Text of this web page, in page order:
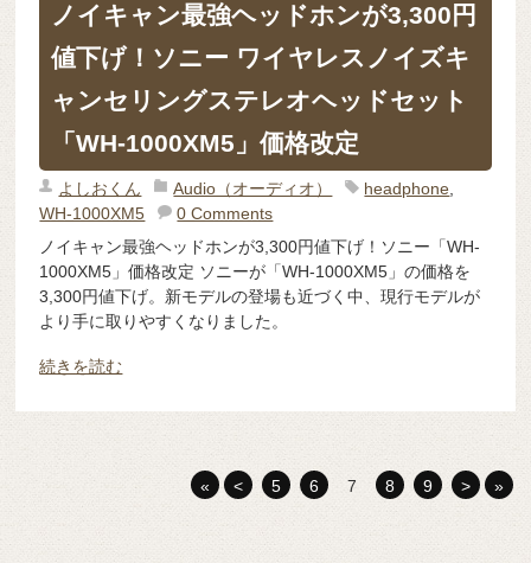
ノイキャン最強ヘッドホンが3,300円
値下げ！ソニー ワイヤレスノイズキ
ャンセリングステレオヘッドセット
「WH-1000XM5」価格改定
よしおくん Audio（オーディオ） headphone,
WH-1000XM5
0 Comments
ノイキャン最強ヘッドホンが3,300円値下げ！ソニー「WH-
1000XM5」価格改定 ソニーが「WH-1000XM5」の価格を
3,300円値下げ。新モデルの登場も近づく中、現行モデルが
より手に取りやすくなりました。
続きを読む
« < 5 6 7 8 9 > »